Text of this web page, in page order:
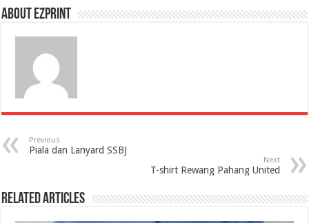
About Ezprint
Previous
Piala dan Lanyard SSBJ
Next
T-shirt Rewang Pahang United
Related Articles